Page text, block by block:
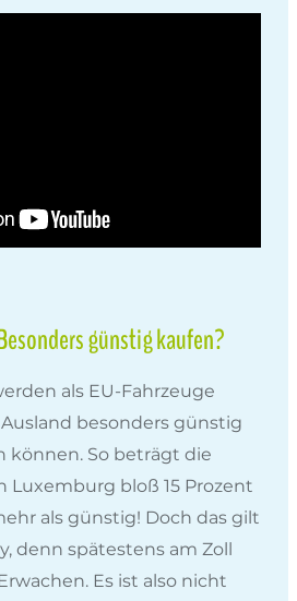
günstig kaufen?
als EU-Fahrzeuge
besonders günstig
können. So beträgt die
Luxemburg bloß 15 Prozent
als günstig! Doch das gilt
denn spätestens am Zoll
Es ist also nicht